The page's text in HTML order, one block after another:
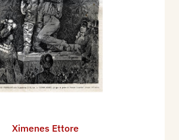
da erigersi a New York, dagli
a Vittorio Emanuele di Roma
colossale gruppo di cinque
di Giuseppe Zanardelli oggi
Ximenes Ettore